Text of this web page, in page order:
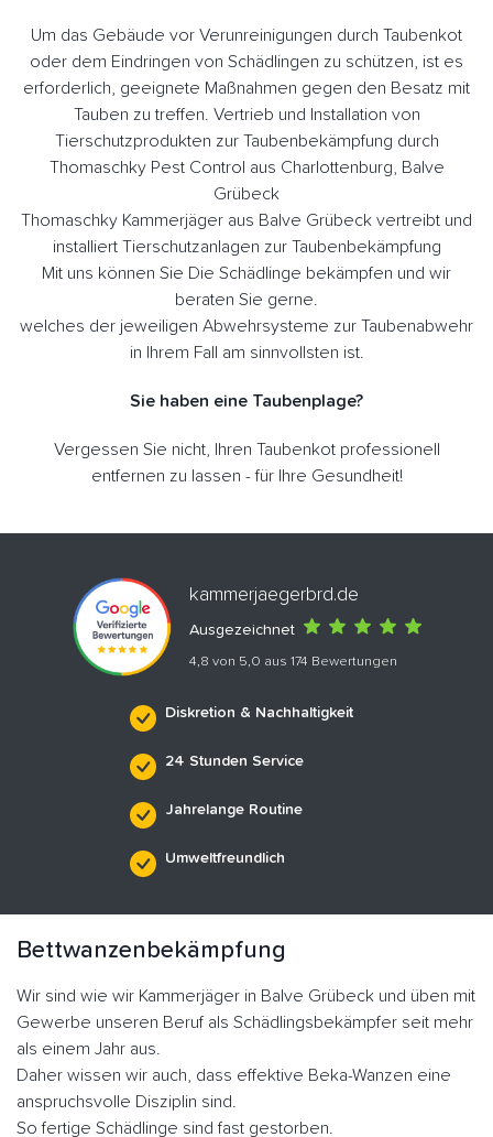
Um das Gebäude vor Verunreinigungen durch Taubenkot
oder dem Eindringen von Schädlingen zu schützen, ist es
erforderlich, geeignete Maßnahmen gegen den Besatz mit
Tauben zu treffen. Vertrieb und Installation von
Tierschutzprodukten zur Taubenbekämpfung durch
Thomaschky Pest Control aus Charlottenburg, Balve
Grübeck
Thomaschky Kammerjäger aus Balve Grübeck vertreibt und
installiert Tierschutzanlagen zur Taubenbekämpfung
Mit uns können Sie Die Schädlinge bekämpfen und wir
beraten Sie gerne.
welches der jeweiligen Abwehrsysteme zur Taubenabwehr
in Ihrem Fall am sinnvollsten ist.
Sie haben eine Taubenplage?
Vergessen Sie nicht, Ihren Taubenkot professionell
entfernen zu lassen - für Ihre Gesundheit!
kammerjaegerbrd.de
Ausgezeichnet
4,8 von 5,0 aus 174 Bewertungen
Diskretion & Nachhaltigkeit
24 Stunden Service
Jahrelange Routine
Umweltfreundlich
Bettwanzenbekämpfung
Wir sind wie wir Kammerjäger in Balve Grübeck und üben mit
Gewerbe unseren Beruf als Schädlingsbekämpfer seit mehr
als einem Jahr aus.
Daher wissen wir auch, dass effektive Beka-Wanzen eine
anspruchsvolle Disziplin sind.
So fertige Schädlinge sind fast gestorben.